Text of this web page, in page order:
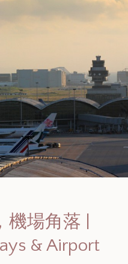
場角落 |
& Airport